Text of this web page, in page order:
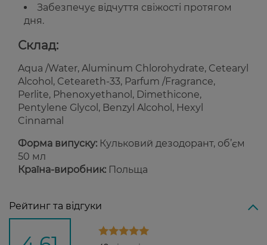
Забезпечує відчуття свіжості протягом
дня.
Склад:
Aqua /Water, Aluminum Chlorohydrate, Cetearyl
Alcohol, Ceteareth-33, Parfum /Fragrance,
Perlite, Phenoxyethanol, Dimethicone,
Pentylene Glycol, Benzyl Alcohol, Hexyl
Cinnamal
Форма випуску: Кульковий дезодорант, об’єм
50 мл
Країна-виробник: Польща
Рейтинг та відгуки